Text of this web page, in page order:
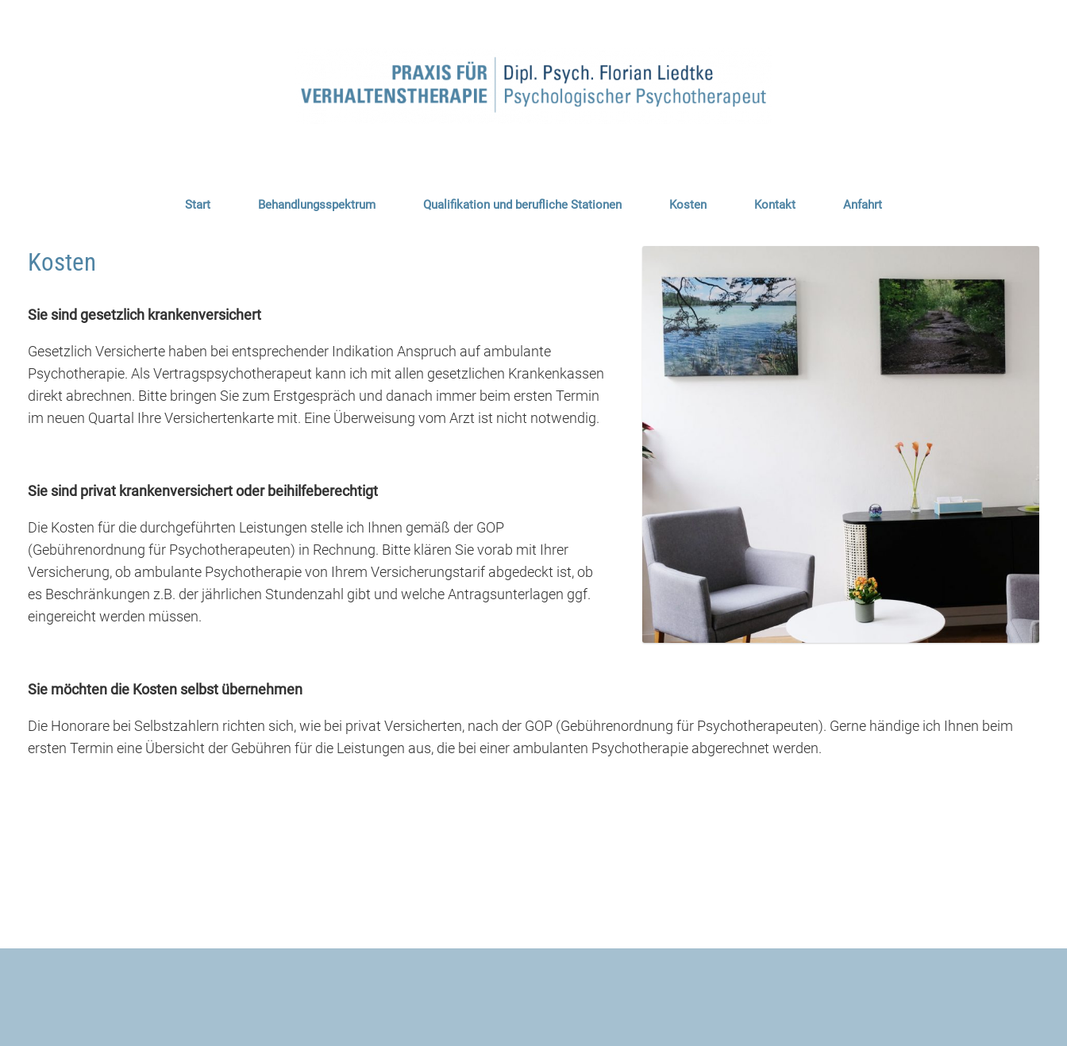
Start Behandlungsspektrum Qualifikation und berufliche Stationen Kosten Kontakt Anfahrt
Kosten
Sie sind gesetzlich krankenversichert
Gesetzlich Versicherte haben bei entsprechender Indikation Anspruch auf ambulante
Psychotherapie. Als Vertragspsychotherapeut kann ich mit allen gesetzlichen Krankenkassen
direkt abrechnen. Bitte bringen Sie zum Erstgespräch und danach immer beim ersten Termin
im neuen Quartal Ihre Versichertenkarte mit. Eine Überweisung vom Arzt ist nicht notwendig.
Sie sind privat krankenversichert oder beihilfeberechtigt
Die Kosten für die durchgeführten Leistungen stelle ich Ihnen gemäß der GOP
(Gebührenordnung für Psychotherapeuten) in Rechnung. Bitte klären Sie vorab mit Ihrer
Versicherung, ob ambulante Psychotherapie von Ihrem Versicherungstarif abgedeckt ist, ob
es Beschränkungen z.B. der jährlichen Stundenzahl gibt und welche Antragsunterlagen ggf.
eingereicht werden müssen.
Sie möchten die Kosten selbst übernehmen
Die Honorare bei Selbstzahlern richten sich, wie bei privat Versicherten, nach der GOP (Gebührenordnung für Psychotherapeuten). Gerne händige ich Ihnen beim
ersten Termin eine Übersicht der Gebühren für die Leistungen aus, die bei einer ambulanten Psychotherapie abgerechnet werden.